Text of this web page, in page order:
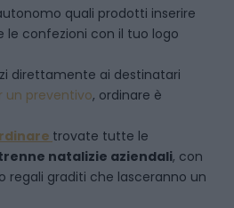
quali prodotti inserire
le confezioni con il tuo logo
direttamente ai destinatari
preventivo, ordinare è
trovate tutte le
natalizie aziendali, con
regali graditi che lasceranno un